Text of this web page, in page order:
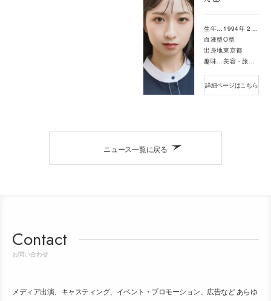
生年月日
1994年 2月 14日
血液型O型
出身地東京都
趣味・特技
美容・旅行・読書
詳細ページはこちら
ニュース一覧に戻る
Contact
お問い合わせ
メディア出演、キャスティング、イベント・プロモーション、広告など あらゆ